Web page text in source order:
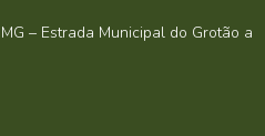
– Estrada Municipal do Grotão a